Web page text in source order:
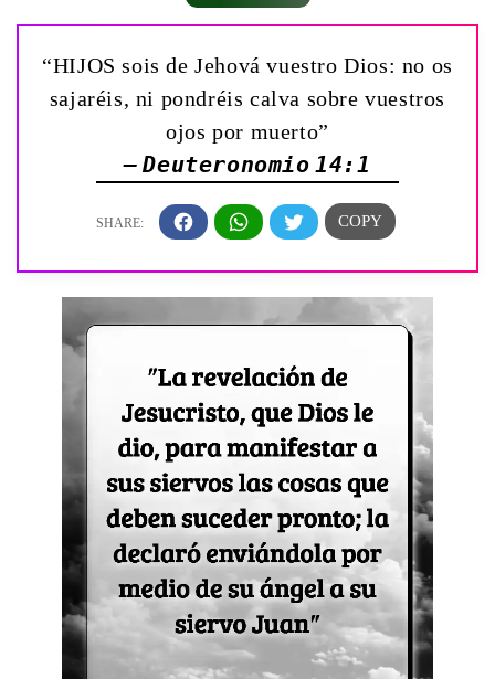
“HIJOS sois de Jehová vuestro Dios: no os
sajaréis, ni pondréis calva sobre vuestros
ojos por muerto”
— Deuteronomio 14:1